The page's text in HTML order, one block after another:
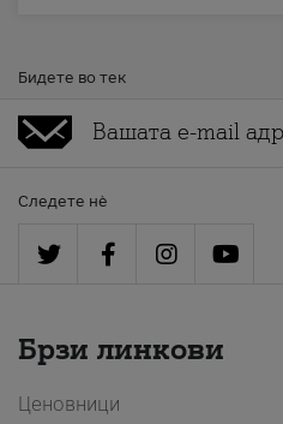
Бидете во тек
Следете нè
Брзи линкови
Ценовници